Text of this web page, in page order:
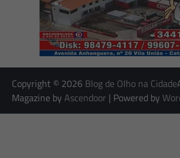
Copyright © 2026 Blog de Olho na Cidade
Magazine by Ascendoor | Powered by